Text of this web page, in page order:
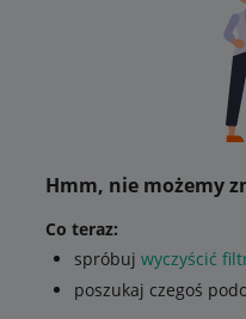
Hmm, nie możemy
Co teraz:
spróbuj wyczyścić
poszukaj czegoś